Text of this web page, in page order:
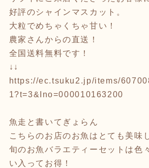
好評のシャインマスカット。
大粒でめちゃくちゃ甘い！
農家さんからの直送！
全国送料無料です！
↓↓
https://ec.tsuku2.jp/items/
1?t=3&Ino=000010163200
魚走と書いてぎょらん
こちらのお店のお魚はとても美味
旬のお魚バラエティーセットは色
い入ってお得！